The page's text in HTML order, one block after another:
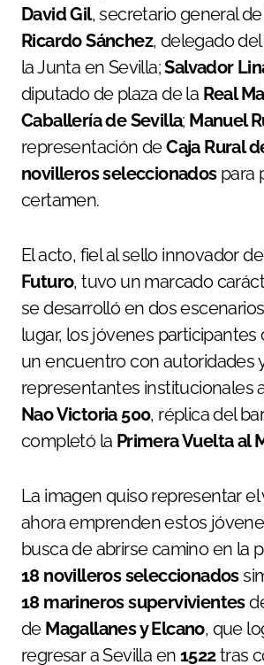
David Gil, secretario general
Ricardo Sánchez, delegado
la Junta en Sevilla;Salvador
diputado de plaza de la Real
Caballería de Sevilla; Manuel
representación deCaja Rural
novilleros seleccionadospara
certamen.
El acto, fiel al sello innovador de
Futuro, tuvo un marcado
se desarrolló en dos
lugar, los jóvenes
un encuentro con autoridades
representantes institucionales
Nao Victoria 500, réplica del
completó la Primera Vuelta al
La imagen quiso representar el
ahora emprenden estos
busca de abrirse camino en la
18 novilleros seleccionados
18 marineros supervivientes
de Magallanes y Elcano, que
regresar a Sevilla en 1522tras